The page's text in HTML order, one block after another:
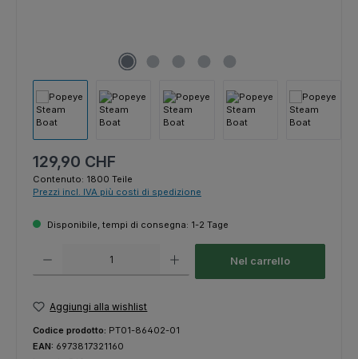
Prezzo normale:
129,90 CHF
Contenuto: 1800 Teile
Prezzi incl. IVA più costi di spedizione
Disponibile, tempi di consegna: 1-2 Tage
Nel carrello
Aggiungi alla wishlist
Codice prodotto: PT01-86402-01
EAN: 6973817321160